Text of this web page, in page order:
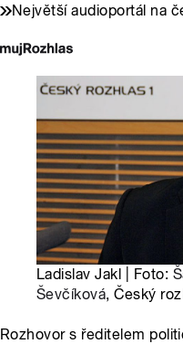
Největší audioportál na
Ladislav Jakl | Foto:
Ševčíková, Český
Rozhovor s ředitelem